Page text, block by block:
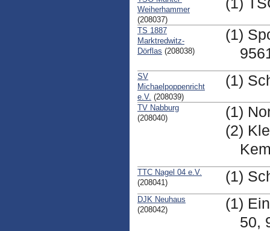
Weiherhammer
(208037)
(1)
TS 1887
Marktredwitz-
Dörflas (208038)
(1)
SV
Michaelpoppenricht
e.V. (208039)
(1)
TV Nabburg
(208040)
(1)
(2)
TTC Nagel 04 e.V.
(208041)
(1)
DJK Neuhaus
(208042)
(1)
50,